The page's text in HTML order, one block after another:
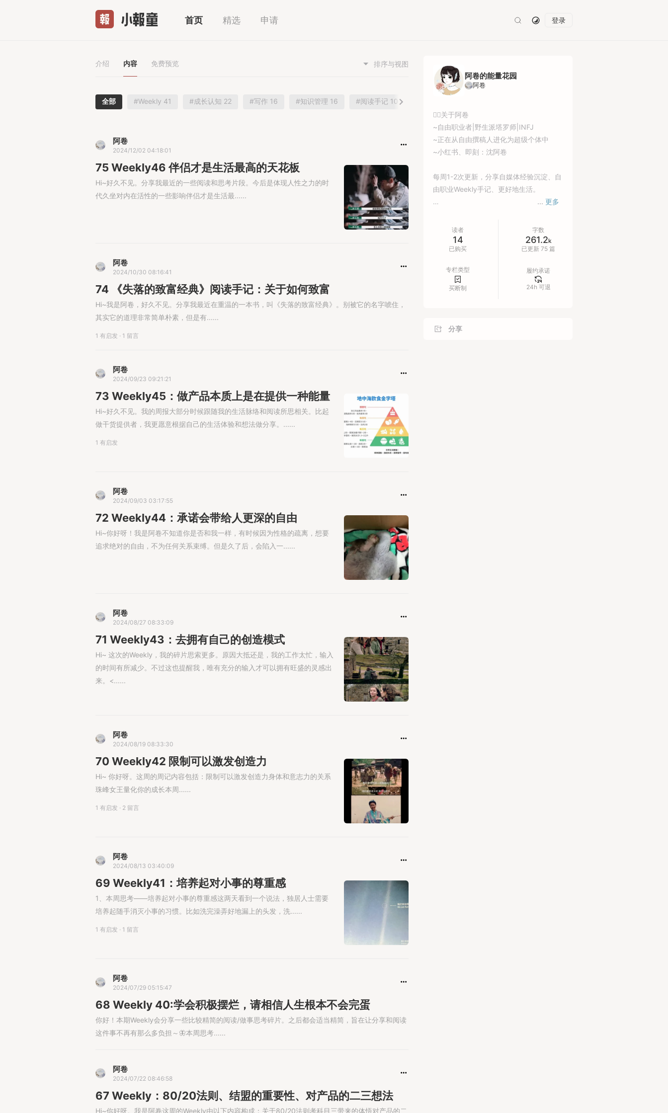
首页 精选 申请 登录
介绍 内容 免费预览 排序与视图
全部 #Weekly 41 #成长认知 22 #写作 16 #知识管理 16 #阅读手记 10
阿卷
2024/12/02 04:18:01
75 Weekly46 伴侣才是生活最高的天花板
Hi~好久不见。分享我最近的一些阅读和思考片段。今后是体现人性之力的时
代久坐对内在活性的一些影响伴侣才是生活最......
阿卷
2024/10/30 08:16:41
74 《失落的致富经典》阅读手记：关于如何致富
Hi~我是阿卷，好久不见。分享我最近在重温的一本书，叫《失落的致富经典》。别被它的名字唬住，
其实它的道理非常简单朴素，但是有......
1 有启发 · 1 留言
阿卷
2024/09/23 09:21:21
73 Weekly45：做产品本质上是在提供一种能量
Hi~好久不见。我的周报大部分时候跟随我的生活脉络和阅读所思相关。比起
做干货提供者，我更愿意根据自己的生活体验和想法做分享。......
1 有启发
阿卷
2024/09/03 03:17:55
72 Weekly44：承诺会带给人更深的自由
Hi~你好呀！我是阿卷不知道你是否和我一样，有时候因为性格的疏离，想要
追求绝对的自由，不为任何关系束缚。但是久了后，会陷入一......
阿卷
2024/08/27 08:33:09
71 Weekly43：去拥有自己的创造模式
Hi~ 这次的Weekly，我的碎片思索更多。原因大抵还是，我的工作太忙，输入
的时间有所减少。不过这也提醒我，唯有充分的输入才可以拥有旺盛的灵感出
来。<......
阿卷
2024/08/19 08:33:30
70 Weekly42 限制可以激发创造力
Hi~ 你好呀。这周的周记内容包括：限制可以激发创造力身体和意志力的关系
珠峰女王量化你的成长本周......
1 有启发 · 2 留言
阿卷
2024/08/13 03:40:09
69 Weekly41：培养起对小事的尊重感
1、本周思考——培养起对小事的尊重感这两天看到一个说法，独居人士需要
培养起随手消灭小事的习惯。比如洗完澡弄好地漏上的头发，洗......
1 有启发 · 1 留言
阿卷
2024/07/29 05:15:47
68 Weekly 40:学会积极摆烂，请相信人生根本不会完蛋
你好！本期Weekly会分享一些比较精简的阅读/做事思考碎片。之后都会适当精简，旨在让分享和阅读
这件事不再有那么多负担～🦋本周思考......
阿卷
2024/07/22 08:46:58
67 Weekly：80/20法则、结盟的重要性、对产品的二三想法
Hi~你好呀。我是阿卷这周的Weekly由以下内容构成：关于80/20法则考科目三带来的体悟对产品的二
阿卷的能量花园
阿卷
🧚‍♀️关于阿卷
~自由职业者|野生派塔罗师|INFJ
~正在从自由撰稿人进化为超级个体中
~小红书、即刻：沈阿卷
每周1-2次更新，分享自媒体经验沉淀、自
由职业Weekly手记、更好地生活。
... 更多
读者
14
已购买
字数
261.2k
已更新 75 篇
专栏类型
买断制
履约承诺
24h 可退
分享